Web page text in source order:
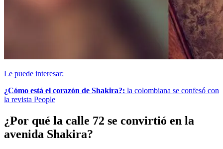
Le puede interesar:
¿Cómo está el corazón de Shakira?: la colombiana se confesó con
la revista People
¿Por qué la calle 72 se convirtió en la
avenida Shakira?